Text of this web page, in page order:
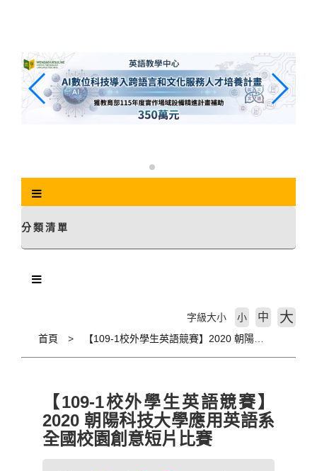
分類清單
首頁
字級大小 小 中 大
【109-1校外學生英語競賽】
2020 朝陽科技大學應用英語系
全國校園創意短片比賽